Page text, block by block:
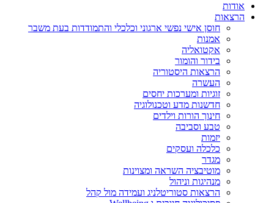
אודות
הרצאות
חוסן אישי נפשי ארגוני וכלכלי והתמודדות בעת משבר
אמנות
אקטואליה
בידור והומור
הרצאות היסטוריה
העשרה
זוגיות ומערכות יחסים
חדשנות מדע וטכנולוגיה
חינוך הורות וילדים
טבע וסביבה
יזמות
כלכלה ועסקים
מגדר
מוטיבציה השראה ומצוינות
מנהיגות וניהול
הרצאות סטוריטלניג ועמידה מול קהל